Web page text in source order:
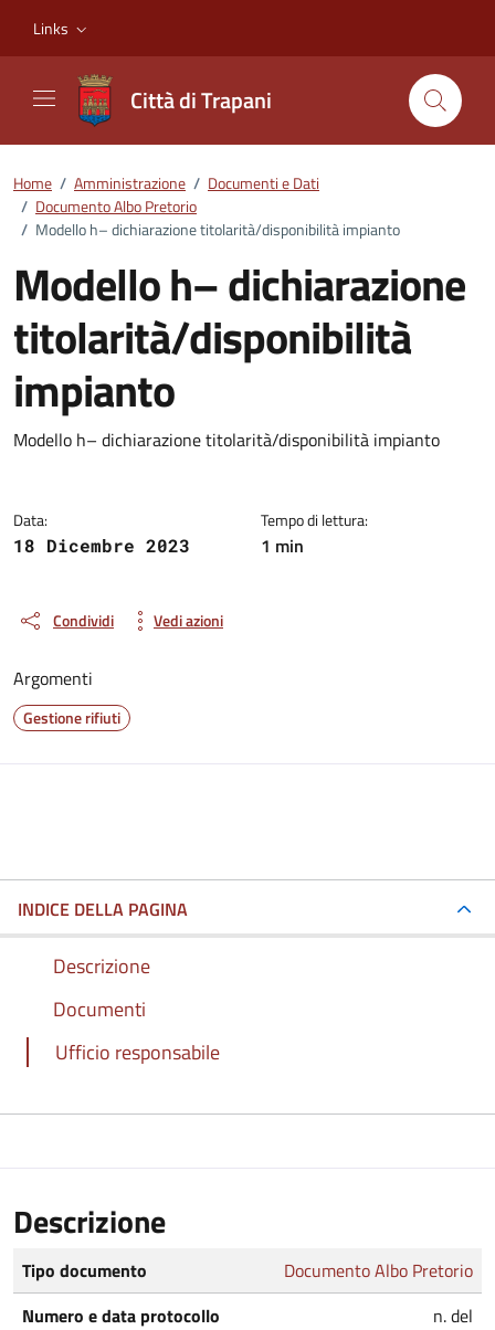
Links
Città di Trapani
Home / Amministrazione / Documenti e Dati
/ Documento Albo Pretorio
/ Modello h– dichiarazione titolarità/disponibilità impianto
Modello h– dichiarazione
titolarità/disponibilità
impianto
Dettagli del documento
Modello h– dichiarazione titolarità/disponibilità impianto
Data:
18 Dicembre 2023
Tempo di lettura:
1 min
Condividi Vedi azioni
Argomenti
Gestione rifiuti
INDICE DELLA PAGINA
Descrizione
Documenti
Ufficio responsabile
Descrizione
Tipo documento
Documento Albo Pretorio
Numero e data protocollo
n. del